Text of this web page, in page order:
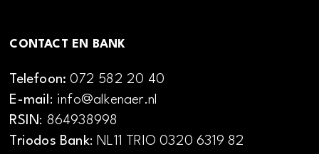
CONTACT EN BANK
Telefoon:072 582 20 40
E-mail: info@alkenaer.nl
RSIN: 864938998
Triodos Bank: NL11 TRIO 0320 6319 82